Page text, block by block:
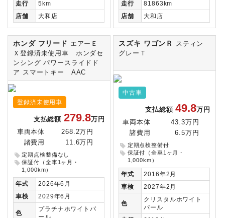
走行
5km
店舗
大和店
走行
81863km
店舗
大和店
ホンダ フリード エアーＥ
Ｘ登録済未使用車 ホンダセ
ンシング パワースライドド
ア スマートキー AAC
登録済未使用車
支払総額 279.8万円
車両本体
268.2万円
諸費用
11.6万円
定期点検整備なし
保証付（全車1ヶ月・
1,000km）
年式
2026年6月
車検
2029年6月
色
プラチナホワイトパ
スズキ ワゴンＲ
スティン
グレーＴ
中古車
支払総額49.8万円
車両本体
43.3万円
諸費用
6.5万円
定期点検整備付
保証付（全車1ヶ月・
1,000km）
年式
2016年2月
車検
2027年2月
色
クリスタルホワイト
パール